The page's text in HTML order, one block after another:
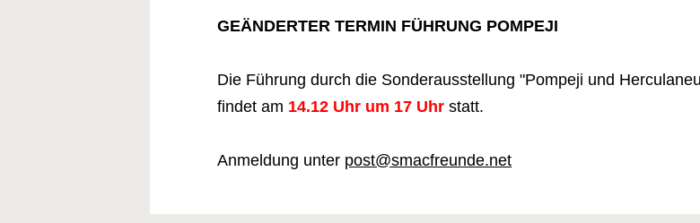
GEÄNDERTER TERMIN FÜHRUNG POMPEJI
Die Führung durch die Sonderausstellung "Pompeji und
findet am 14.12 Uhr um 17 Uhr statt.
Anmeldung unter post@smacfreunde.net